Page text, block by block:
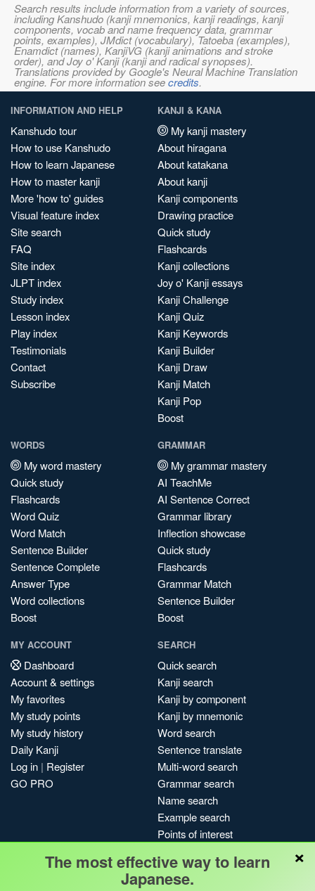
Search results include information from a variety of sources,
including Kanshudo (kanji mnemonics, kanji readings, kanji
components, vocab and name frequency data, grammar
points, examples), JMdict (vocabulary), Tatoeba (examples),
Enamdict (names), KanjiVG (kanji animations and stroke
order), and Joy o' Kanji (kanji and radical synopses).
Translations provided by Google's Neural Machine Translation
engine. For more information seecredits.
INFORMATION AND HELP
Kanshudo tour
How to use Kanshudo
How to learn Japanese
How to master kanji
More 'how to' guides
Visual feature index
Site search
FAQ
Site index
JLPT index
Study index
Lesson index
Play index
Testimonials
Contact
Subscribe
KANJI & KANA
My kanji mastery
About hiragana
About katakana
About kanji
Kanji components
Drawing practice
Quick study
Flashcards
Kanji collections
Joy o' Kanji essays
Kanji Challenge
Kanji Quiz
Kanji Keywords
Kanji Builder
Kanji Draw
Kanji Match
Kanji Pop
Boost
WORDS
My word mastery
Quick study
Flashcards
Word Quiz
Word Match
Sentence Builder
Sentence Complete
Answer Type
Word collections
Boost
GRAMMAR
My grammar mastery
AI TeachMe
AI Sentence Correct
Grammar library
Inflection showcase
Quick study
Flashcards
Grammar Match
Sentence Builder
Boost
MY ACCOUNT
Dashboard
Account & settings
My favorites
My study points
My study history
Daily Kanji
Log in | Register
GO PRO
SEARCH
Quick search
Kanji search
Kanji by component
Kanji by mnemonic
Word search
Sentence translate
Multi-word search
Grammar search
Name search
Example search
Points of interest
My search history
Search index
×
The most effective way to learn
Japanese.